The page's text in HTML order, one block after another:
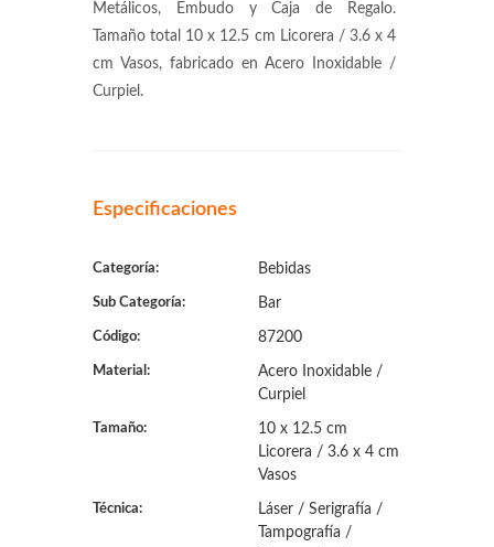
Metálicos, Embudo y Caja de Regalo.
Tamaño total 10 x 12.5 cm Licorera / 3.6 x 4
cm Vasos, fabricado en Acero Inoxidable /
Curpiel.
Especificaciones
Categoría: Bebidas
Sub Categoría: Bar
Código: 87200
Material:
Acero Inoxidable /
Curpiel
Tamaño:
10 x 12.5 cm
Licorera / 3.6 x 4 cm
Vasos
Técnica:
Láser / Serigrafía /
Tampografía /